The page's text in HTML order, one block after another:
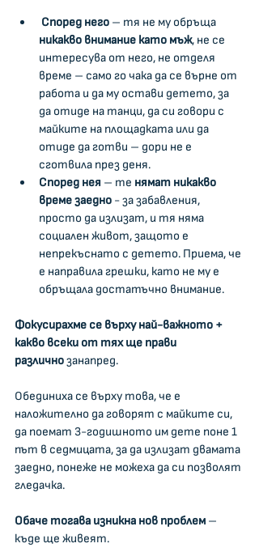
Според него – тя не му обръща
никакво внимание като мъж, не се
интересува от него, не отделя
време – само го чака да се върне от
работа и да му остави детето, за
да отиде на танци, да си говори с
майките на площадката или да
отиде да готви – дори не е
сготвила през деня.
Според нея – те нямат никакво
време заедно - за забавления,
просто да излизат, и тя няма
социален живот, защото е
непрекъснато с детето. Приема, че
е направила грешки, като не му е
обръщала достатъчно внимание.
Фокусирахме се върху най-важното +
какво всеки от тях ще прави
различно занапред.
Обединиха се върху това, че е
наложително да говорят с майките си,
да поемат 3-годишното им дете поне 1
път в седмицата, за да излизат двамата
заедно, понеже не можеха да си позволят
гледачка.
Обаче тогава изникна нов проблем –
къде ще живеят.